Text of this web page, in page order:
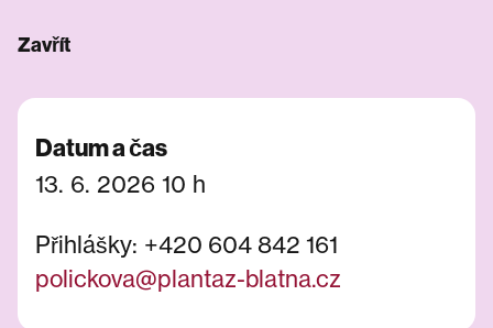
Zavřít
Datum a čas
13. 6. 2026 10 h
Přihlášky: +420 604 842 161
polickova@plantaz-blatna.cz